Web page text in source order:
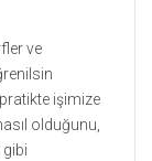
ve
işimize
olduğunu,
gibi